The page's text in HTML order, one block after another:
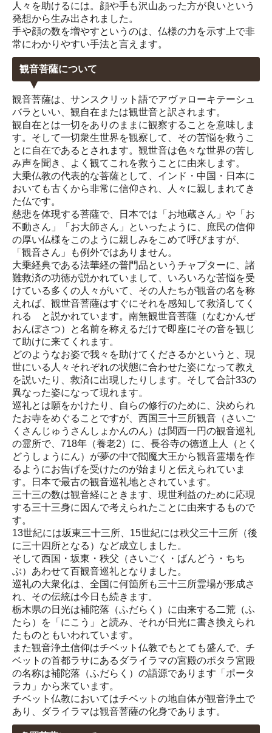
人々を助けるには。顔や手も沢山あった方が良いという
発想から生み出されました。
手や顔の数を増やすというのは、仏様の力を示す上で非
常にわかりやすい手法と言えます。
観音菩薩について
観音菩薩は、サンスクリット語でアヴァローキテーシュ
バラといい、観自在または観世音と訳されます。
観自在とは一切をありのままに観察することを意味しま
す。そして一切衆生世界を観察して、その苦悩を救うこ
とに自在であるとされます。観世音は色々な世界の苦し
み声を聞き、よく観てこれを救うことに由来します。
大乗仏教の代表的な菩薩として、インド・中国・日本に
おいても古くから非常に信仰され、人々に親しまれてき
た仏です。
慈悲を体現する菩薩で、日本では「お地蔵さん」や「お
不動さん」「お大師さん」といったように、庶民の信仰
の厚い仏様をこのように親しみをこめて呼びますが、
「観音さん」も例外ではありません。
大乗経典である法華経の普門品というチャプターに、諸
難救済の功徳が説かれていまして、いろいろな苦悩を受
けている多くの人々がいて、その人たちが観音の名を称
えれば、観世音菩薩はすぐにそれを感知して救済してく
れる と説かれています。南無観世音菩薩（なむかんぜ
おんぼさつ）と名前を称えるだけで即座にその音を観じ
て助けに来てくれます。
どのようなお姿で我々を助けてくださるかというと、現
世にいる人々それぞれの状態に合わせた姿になって教え
を説いたり、救済に出現したりします。そして合計33の
異なった姿になって現れます。
巡礼とは願をかけたり、自らの修行のために、決められ
たお寺をめぐることですが、西国三十三所観音（さいご
くさんじゅうさんしょかんのん）は関西一円の観音巡礼
の霊所で、718年（養老2）に、長谷寺の徳道上人（とく
どうしょうにん）が夢の中で閻魔大王から観音霊場を作
るようにお告げを受けたのが始まりと伝えられていま
す。日本で最古の観音巡礼地とされています。
三十三の数は観音経にときます、現世利益のために応現
する三十三身に因んで考えられたことに由来するもので
す。
13世紀には坂東三十三所、15世紀には秩父三十三所（後
に三十四所となる）など成立しました。
そして西国・坂東・秩父（さいごく・ばんどう・ちち
ぶ）あわせて百観音巡礼となりました。
巡礼の大衆化は、全国に何箇所も三十三所霊場が形成さ
れ、その伝統は今日も続きます。
栃木県の日光は補陀落（ふだらく）に由来する二荒（ふ
たら）を「にこう」と読み、それが日光に書き換えられ
たものともいわれています。
また観音浄土信仰はチベット仏教でもとても盛んで、チ
ベットの首都ラサにあるダライラマの宮殿のポタラ宮殿
の名称は補陀落（ふだらく）の語源であります「ポータ
ラカ」から来ています。
チベット仏教においてはチベットの地自体が観音浄土で
あり、ダライラマは観音菩薩の化身であります。